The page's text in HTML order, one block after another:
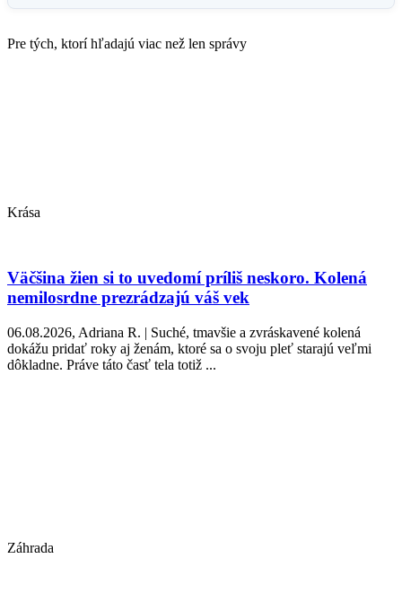
Pre tých, ktorí hľadajú viac než len správy
Krása
Väčšina žien si to uvedomí príliš neskoro. Kolená
nemilosrdne prezrádzajú váš vek
06.08.2026, Adriana R. | Suché, tmavšie a zvráskavené kolená
dokážu pridať roky aj ženám, ktoré sa o svoju pleť starajú veľmi
dôkladne. Práve táto časť tela totiž ...
Záhrada